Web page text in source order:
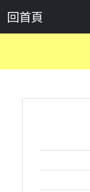
回首頁